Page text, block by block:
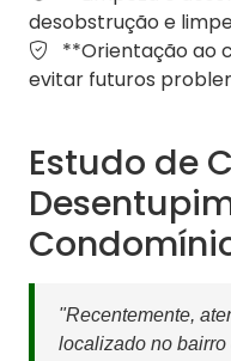
desobstrução e
**Orientação ao
evitar futuros
Estudo de
"Recentemente,
localizado no bairro